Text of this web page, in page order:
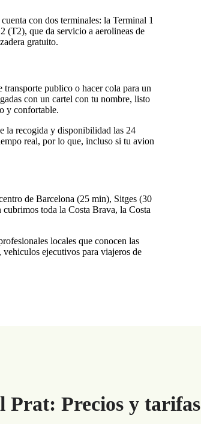
con dos terminales: la Terminal 1
(T2), que da servicio a aerolineas de
gratuito.
publico o hacer cola para un
con un cartel con tu nombre, listo
y confortable.
la recogida y disponibilidad las 24
real, por lo que, incluso si tu avion
de Barcelona (25 min), Sitges (30
toda la Costa Brava, la Costa
locales que conocen las
ejecutivos para viajeros de
Prat: Precios y tarifas